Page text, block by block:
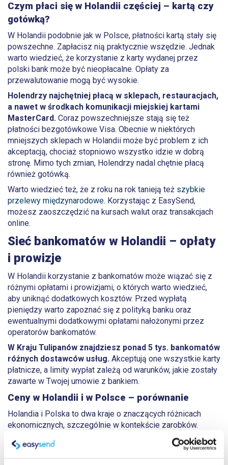
Czym płaci się w Holandii częściej – kartą czy
gotówką?
W Holandii podobnie jak w Polsce, płatności kartą stały się
powszechne. Zapłacisz nią praktycznie wszędzie. Jednak
warto wiedzieć, że korzystanie z karty wydanej przez
polski bank może być nieopłacalne. Opłaty za
przewalutowanie mogą być wysokie.
Holendrzy najchętniej płacą w sklepach, restauracjach,
a nawet w środkach komunikacji miejskiej kartami
MasterCard. Coraz powszechniejsze stają się też
płatności bezgotówkowe Visa. Obecnie w niektórych
mniejszych sklepach w Holandii może być problem z ich
akceptacją, chociaż stopniowo wszystko idzie w dobrą
stronę. Mimo tych zmian, Holendrzy nadal chętnie płacą
również gotówką.
Warto wiedzieć też, że z roku na rok tanieją też szybkie
przelewy międzynarodowe. Korzystając z EasySend,
możesz zaoszczędzić na kursach walut oraz transakcjach
online.
Sieć bankomatów w Holandii – opłaty
i prowizje
W Holandii korzystanie z bankomatów może wiązać się z
różnymi opłatami i prowizjami, o których warto wiedzieć,
aby uniknąć dodatkowych kosztów. Przed wypłatą
pieniędzy warto zapoznać się z polityką banku oraz
ewentualnymi dodatkowymi opłatami nałożonymi przez
operatorów bankomatów.
W Kraju Tulipanów znajdziesz ponad 5 tys. bankomatów
różnych dostawców usług. Akceptują one wszystkie karty
płatnicze, a limity wypłat zależą od warunków, jakie zostały
zawarte w Twojej umowie z bankiem.
Ceny w Holandii i w Polsce – porównanie
Holandia i Polska to dwa kraje o znaczących różnicach
ekonomicznych, szczególnie w kontekście zarobków.
Mogłoby się wydawać, że ceny w Holandii z uwagi na
wysokie dochody, także są wyższe. Patrząc na